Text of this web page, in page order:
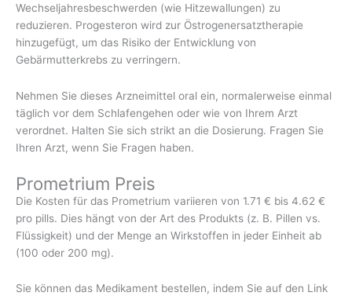
Wechseljahresbeschwerden (wie Hitzewallungen) zu
reduzieren. Progesteron wird zur Östrogenersatztherapie
hinzugefügt, um das Risiko der Entwicklung von
Gebärmutterkrebs zu verringern.
Nehmen Sie dieses Arzneimittel oral ein, normalerweise einmal
täglich vor dem Schlafengehen oder wie von Ihrem Arzt
verordnet. Halten Sie sich strikt an die Dosierung. Fragen Sie
Ihren Arzt, wenn Sie Fragen haben.
Prometrium Preis
Die Kosten für das Prometrium variieren von 1.71 € bis 4.62 €
pro pills. Dies hängt von der Art des Produkts (z. B. Pillen vs.
Flüssigkeit) und der Menge an Wirkstoffen in jeder Einheit ab
(100 oder 200 mg).
Sie können das Medikament bestellen, indem Sie auf den Link